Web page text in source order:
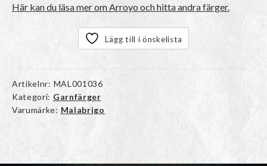
Här kan du läsa mer om Arroyo och hitta andra färger.
Lägg till i önskelista
Artikelnr: MAL001036
Kategori: Garnfärger
Varumärke: Malabrigo